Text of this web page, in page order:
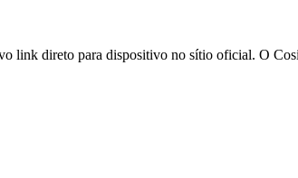
link direto para dispositivo no sítio oficial. O